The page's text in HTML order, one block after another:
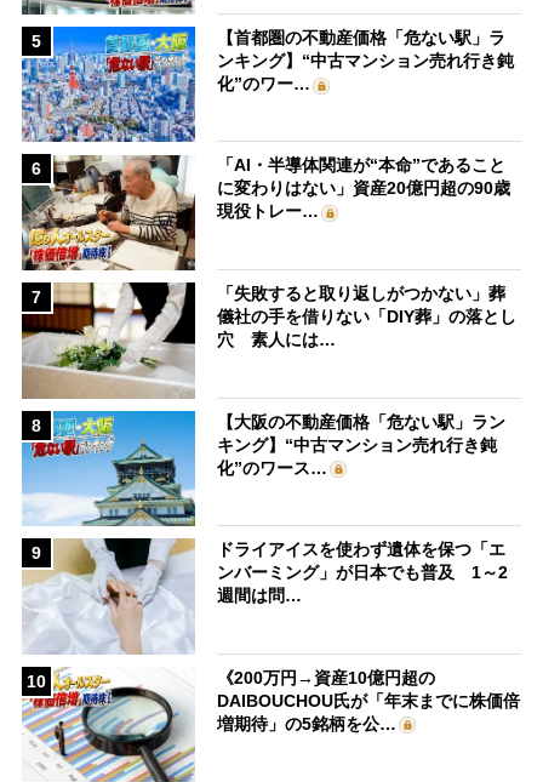
5
【首都圏の不動産価格「危ない駅」ラ
ンキング】“中古マンション売れ行き鈍
化”のワー…
6
「AI・半導体関連が“本命”であること
に変わりはない」資産20億円超の90歳
現役トレー…
7
「失敗すると取り返しがつかない」葬
儀社の手を借りない「DIY葬」の落とし
穴 素人には…
8
【大阪の不動産価格「危ない駅」ラン
キング】“中古マンション売れ行き鈍
化”のワース…
9
ドライアイスを使わず遺体を保つ「エ
ンバーミング」が日本でも普及 1～2
週間は問…
10
《200万円→資産10億円超の
DAIBOUCHOU氏が「年末までに株価倍
増期待」の5銘柄を公…